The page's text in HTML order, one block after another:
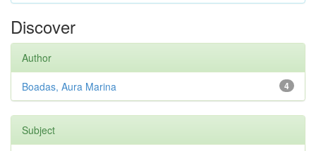
Discover
Author
4
Boadas, Aura Marina
Subject